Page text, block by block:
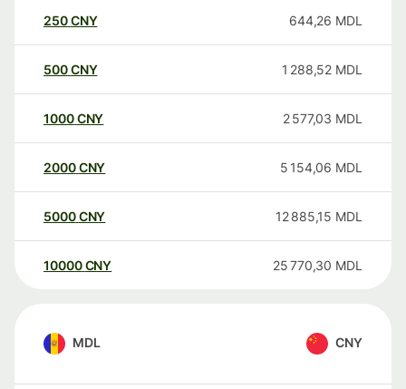
250CNY 644,26 MDL
500CNY 1 288,52 MDL
1000CNY 2 577,03 MDL
2000CNY 5 154,06 MDL
5000CNY 12 885,15 MDL
10000 CNY 25 770,30 MDL
MDL CNY